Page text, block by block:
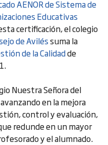
AENOR de Sistema de
Educativas
certificación, el colegio
de Aviléssuma la
de la Calidadde
Nuestra Señora del
en la mejora
control y evaluación,
redunde en un mayor
y el alumnado.